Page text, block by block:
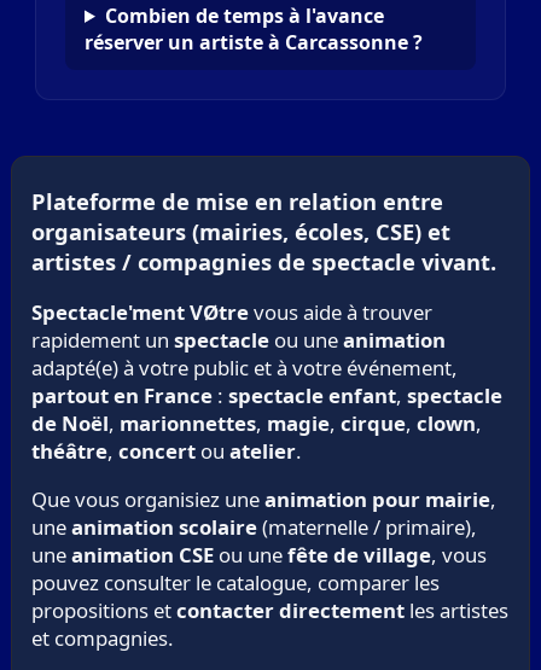
Combien de temps à l'avance
réserver un artiste à Carcassonne ?
Plateforme de mise en relation entre
organisateurs (mairies, écoles, CSE) et
artistes / compagnies de spectacle vivant.
Spectacle'ment VØtrevous aide à trouver
rapidement un spectacleou uneanimation
adapté(e) à votre public et à votre événement,
partout en France: spectacle enfant, spectacle
de Noël, marionnettes, magie, cirque, clown,
théâtre, concertou atelier.
Que vous organisiez uneanimation pour mairie,
uneanimation scolaire(maternelle / primaire),
uneanimation CSEou unefête de village, vous
pouvez consulter le catalogue, comparer les
propositions etcontacter directementles artistes
et compagnies.